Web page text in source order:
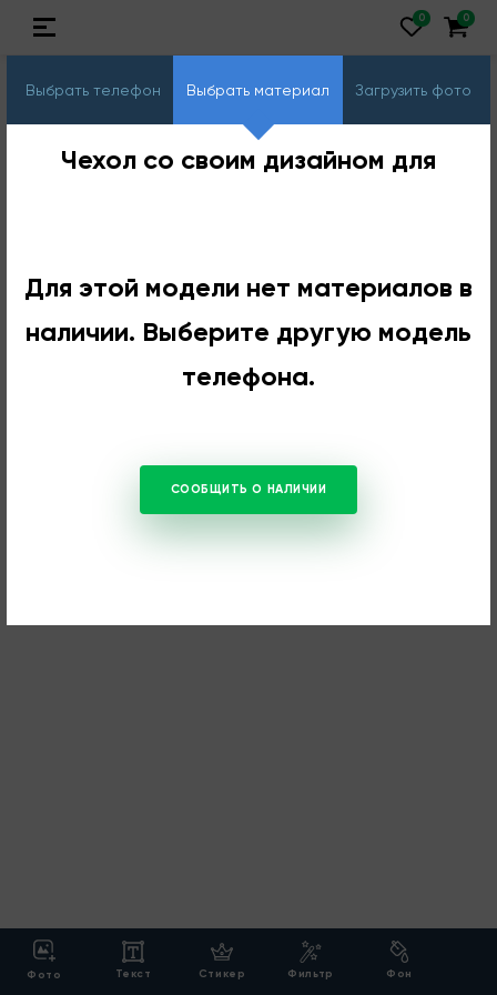
Выбрать телефон Выбрать материал Загрузить фото
Чехол со своим дизайном для
Для этой модели нет материалов в
наличии. Выберите другую модель
телефона.
СООБЩИТЬ О НАЛИЧИИ
Фото Текст Стикер Фильтр Фон